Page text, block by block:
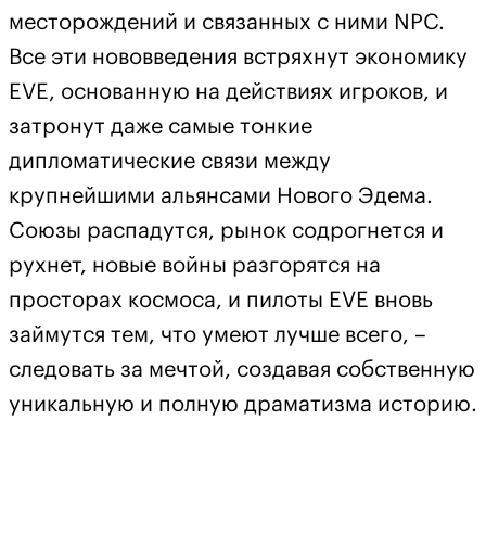
месторождений и связанных с ними NPC.
Все эти нововведения встряхнут экономику
EVE, основанную на действиях игроков, и
затронут даже самые тонкие
дипломатические связи между
крупнейшими альянсами Нового Эдема.
Союзы распадутся, рынок содрогнется и
рухнет, новые войны разгорятся на
просторах космоса, и пилоты EVE вновь
займутся тем, что умеют лучше всего, –
следовать за мечтой, создавая собственную
уникальную и полную драматизма историю.